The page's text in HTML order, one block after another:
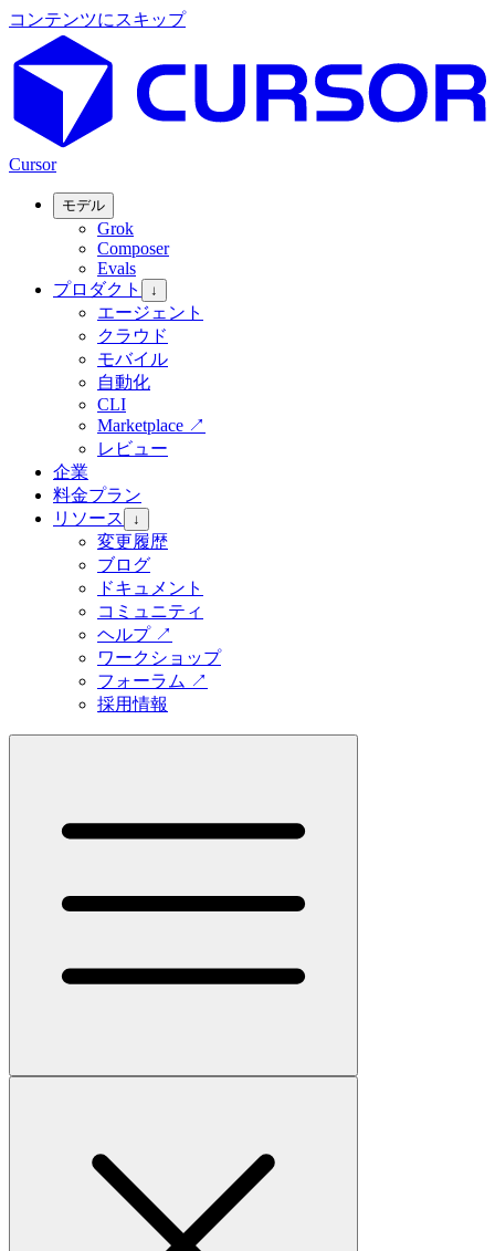
コンテンツにスキップ
Cursor
モデル
Grok
Composer
Evals
プロダクト
↓
エージェント
クラウド
モバイル
自動化
CLI
Marketplace ↗
レビュー
企業
料金プラン
リソース
↓
変更履歴
ブログ
ドキュメント
コミュニティ
ヘルプ↗
ワークショップ
フォーラム ↗
採用情報